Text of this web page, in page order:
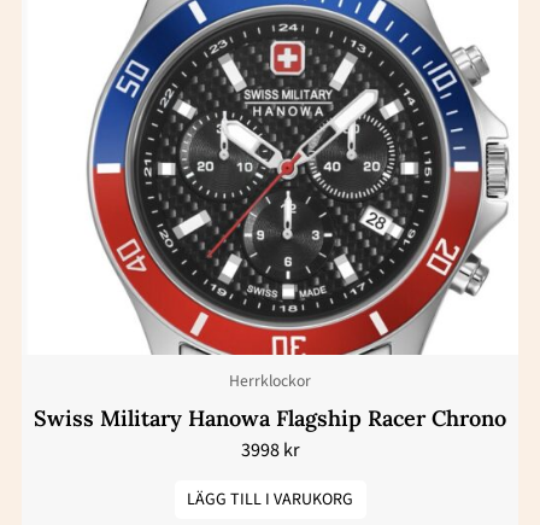
Herrklockor
Swiss Military Hanowa Flagship Racer Chrono
3998kr
LÄGG TILL I VARUKORG